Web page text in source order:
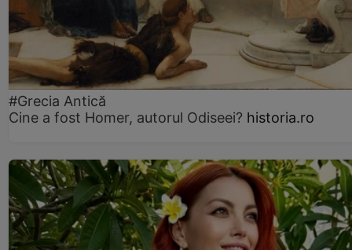
#Grecia Antică
Cine a fost Homer, autorul Odiseei? historia.ro